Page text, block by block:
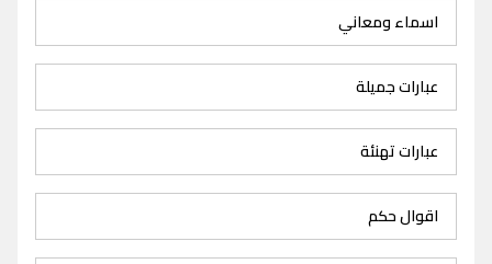
اسماء ومعاني
عبارات جميلة
عبارات تهنئة
اقوال حكم